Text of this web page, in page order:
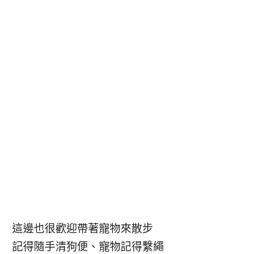
這邊也很歡迎帶著寵物來散步
記得隨手清狗便、寵物記得繫繩